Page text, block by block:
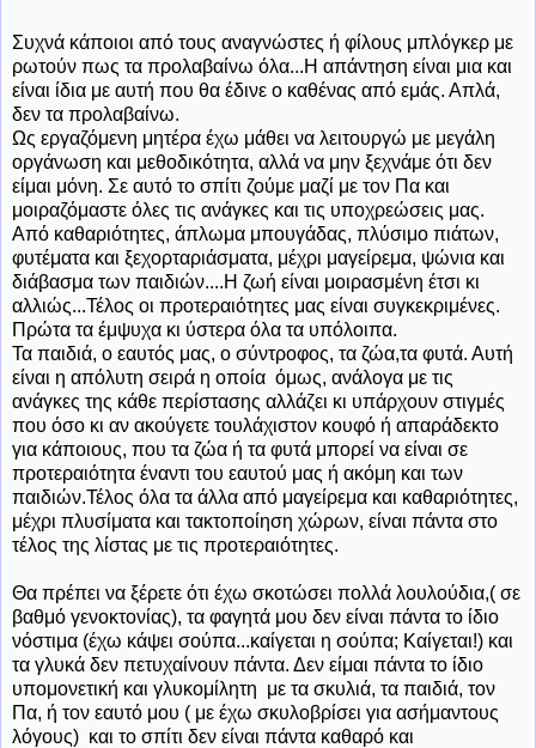
Συχνά κάποιοι από τους αναγνώστες ή φίλους μπλόγκερ με
ρωτούν πως τα προλαβαίνω όλα...Η απάντηση είναι μια και
είναι ίδια με αυτή που θα έδινε ο καθένας από εμάς. Απλά,
δεν τα προλαβαίνω.
Ως εργαζόμενη μητέρα έχω μάθει να λειτουργώ με μεγάλη
οργάνωση και μεθοδικότητα, αλλά να μην ξεχνάμε ότι δεν
είμαι μόνη. Σε αυτό το σπίτι ζούμε μαζί με τον Πα και
μοιραζόμαστε όλες τις ανάγκες και τις υποχρεώσεις μας.
Από καθαριότητες, άπλωμα μπουγάδας, πλύσιμο πιάτων,
φυτέματα και ξεχορταριάσματα, μέχρι μαγείρεμα, ψώνια και
διάβασμα των παιδιών....Η ζωή είναι μοιρασμένη έτσι κι
αλλιώς...Τέλος οι προτεραιότητες μας είναι συγκεκριμένες.
Πρώτα τα έμψυχα κι ύστερα όλα τα υπόλοιπα.
Τα παιδιά, ο εαυτός μας, ο σύντροφος, τα ζώα,τα φυτά. Αυτή
είναι η απόλυτη σειρά η οποία όμως, ανάλογα με τις
ανάγκες της κάθε περίστασης αλλάζει κι υπάρχουν στιγμές
που όσο κι αν ακούγετε τουλάχιστον κουφό ή απαράδεκτο
για κάποιους, που τα ζώα ή τα φυτά μπορεί να είναι σε
προτεραιότητα έναντι του εαυτού μας ή ακόμη και των
παιδιών.Τέλος όλα τα άλλα από μαγείρεμα και καθαριότητες,
μέχρι πλυσίματα και τακτοποίηση χώρων, είναι πάντα στο
τέλος της λίστας με τις προτεραιότητες.
Θα πρέπει να ξέρετε ότι έχω σκοτώσει πολλά λουλούδια,( σε
βαθμό γενοκτονίας), τα φαγητά μου δεν είναι πάντα το ίδιο
νόστιμα (έχω κάψει σούπα...καίγεται η σούπα; Καίγεται!) και
τα γλυκά δεν πετυχαίνουν πάντα. Δεν είμαι πάντα το ίδιο
υπομονετική και γλυκομίλητη με τα σκυλιά, τα παιδιά, τον
Πα, ή τον εαυτό μου ( με έχω σκυλοβρίσει για ασήμαντους
λόγους) και το σπίτι δεν είναι πάντα καθαρό και